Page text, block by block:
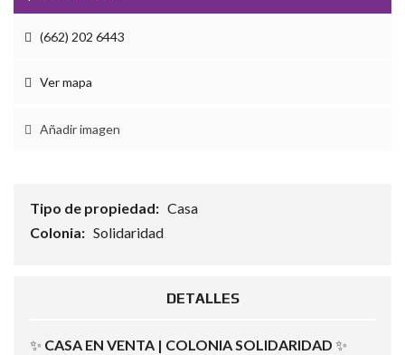
(662) 202 6443
Ver mapa
Añadir imagen
Tipo de propiedad: Casa
Colonia: Solidaridad
DETALLES
✨ CASA EN VENTA | COLONIA SOLIDARIDAD ✨